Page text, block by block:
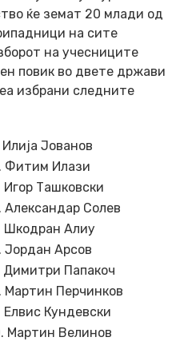
ќе земат 20 млади од
на сите
на учесниците
повик во двете држави
избрани следните
Илија Јованов
Фитим Илази
Игор Ташковски
Александар Солев
Шкодран Алиу
Јордан Арсов
Димитри Папакоч
Мартин Перчинков
Елвис Кундевски
Мартин Велинов